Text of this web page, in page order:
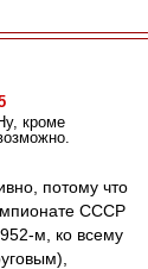
кроме
потому что
СССР
м, ко всему